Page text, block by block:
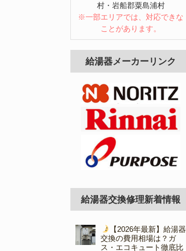
村・岩船郡粟島浦村
※一部エリアでは、対応できな
ことがあります。
給湯器メーカーリンク
給湯器交換修理新着情報
【2026年最新】給湯器
交換の費用相場は？ガ
ス・エコキュート徹底比